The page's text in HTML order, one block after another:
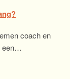
coach en
een…